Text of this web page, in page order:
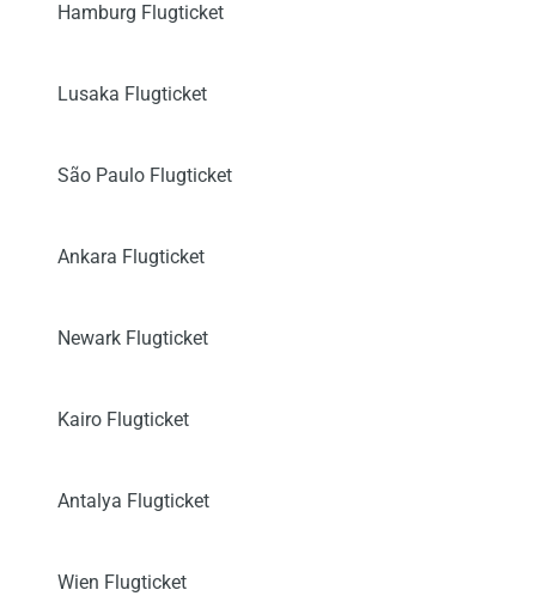
Hamburg Flugticket
Lusaka Flugticket
São Paulo Flugticket
Ankara Flugticket
Newark Flugticket
Kairo Flugticket
Antalya Flugticket
Wien Flugticket